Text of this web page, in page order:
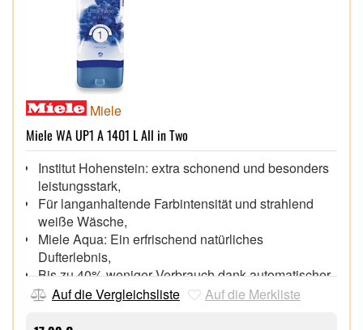
Miele
Miele WA UP1 A 1401 L All in Two
Institut Hohenstein: extra schonend und besonders
leistungsstark,
Für langanhaltende Farbintensität und strahlend
weiße Wäsche,
Miele Aqua: Ein erfrischend natürliches
Dufterlebnis,
Bis zu 40% weniger Verbrauch dank automatischer
Dosierung,
Auf die Vergleichsliste Auf die Merkliste